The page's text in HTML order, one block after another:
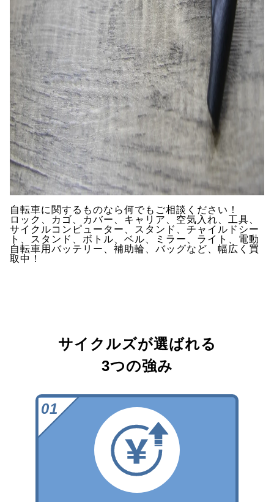
自転車に関するものなら何でもご相談ください！
ロック、カゴ、カバー、キャリア、空気入れ、工具、
サイクルコンピューター、スタンド、チャイルドシー
ト、スタンド、ボトル、ベル、ミラー、ライト、電動
自転車用バッテリー、補助輪、バッグなど、幅広く買
取中！
サイクルズが選ばれる
3つの強み